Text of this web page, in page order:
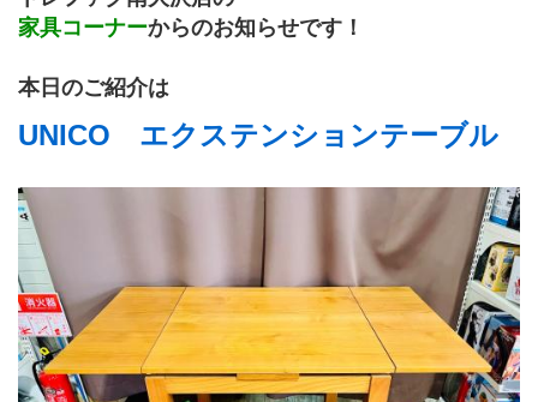
家具コーナーからのお知らせです！
本日のご紹介は
UNICO　エクステンションテーブル